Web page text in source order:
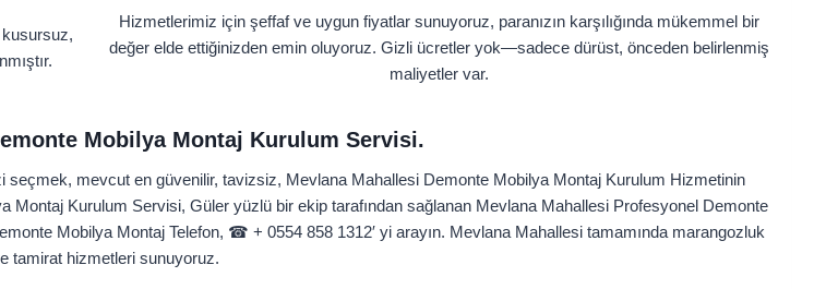
Hizmetlerimiz için şeffaf ve uygun fiyatlar sunuyoruz, paranızın karşılığında mükemmel bir
değer elde ettiğinizden emin oluyoruz. Gizli ücretler yok—sadece dürüst, önceden belirlenmiş
maliyetler var.
Mobilya Montaj Kurulum Servisi.
mevcut en güvenilir, tavizsiz, Mevlana Mahallesi Demonte Mobilya Montaj Kurulum Hizmetinin
Montaj Kurulum Servisi, Güler yüzlü bir ekip tarafından sağlanan Mevlana Mahallesi Profesyonel Demonte
Mobilya Montaj Telefon, ☎ + 0554 858 1312′ yi arayın. Mevlana Mahallesi tamamında marangozluk
tamirat hizmetleri sunuyoruz.